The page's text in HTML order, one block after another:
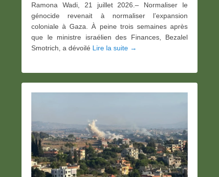
Ramona Wadi, 21 juillet 2026.– Normaliser le
génocide revenait à normaliser l’expansion
coloniale à Gaza. À peine trois semaines après
que le ministre israélien des Finances, Bezalel
Smotrich, a dévoilé Lire la suite →